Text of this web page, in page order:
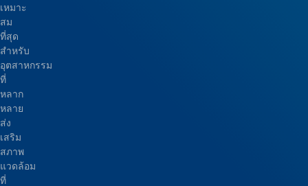
เหมาะ
สม
ที่สุด
สำหรับ
อุตสาหกรรม
ที่
หลาก
หลาย
ส่ง
เสริม
สภาพ
แวดล้อม
ที่